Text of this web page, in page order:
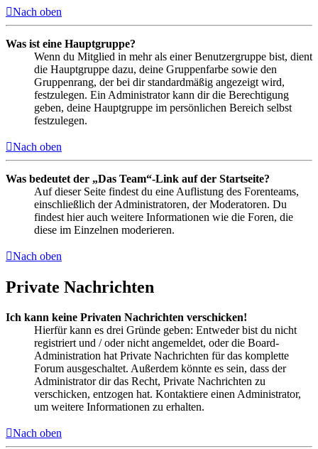
Nach oben
Was ist eine Hauptgruppe?
Wenn du Mitglied in mehr als einer Benutzergruppe bist, dient
die Hauptgruppe dazu, deine Gruppenfarbe sowie den
Gruppenrang, der bei dir standardmäßig angezeigt wird,
festzulegen. Ein Administrator kann dir die Berechtigung
geben, deine Hauptgruppe im persönlichen Bereich selbst
festzulegen.
Nach oben
Was bedeutet der „Das Team“-Link auf der Startseite?
Auf dieser Seite findest du eine Auflistung des Forenteams,
einschließlich der Administratoren, der Moderatoren. Du
findest hier auch weitere Informationen wie die Foren, die
diese im Einzelnen moderieren.
Nach oben
Private Nachrichten
Ich kann keine Privaten Nachrichten verschicken!
Hierfür kann es drei Gründe geben: Entweder bist du nicht
registriert und / oder nicht angemeldet, oder die Board-
Administration hat Private Nachrichten für das komplette
Forum ausgeschaltet. Außerdem könnte es sein, dass der
Administrator dir das Recht, Private Nachrichten zu
verschicken, entzogen hat. Kontaktiere einen Administrator,
um weitere Informationen zu erhalten.
Nach oben